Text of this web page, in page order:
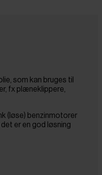
som kan bruges til
fx plæneklippere,
(løse) benzinmotorer
er en god løsning